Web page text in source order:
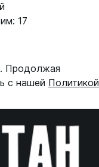
17
Продолжая
с нашей Политикой